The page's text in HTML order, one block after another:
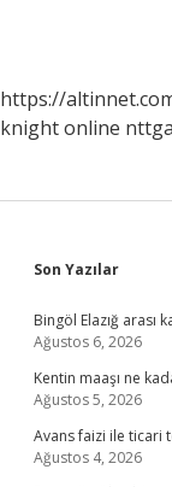
https://
knight online
Sidebar
Son Yazılar
Bingöl Elazığ arası
Ağustos 6, 2026
Kentin maaşı ne
Ağustos 5, 2026
Avans faizi ile ticari
Ağustos 4, 2026